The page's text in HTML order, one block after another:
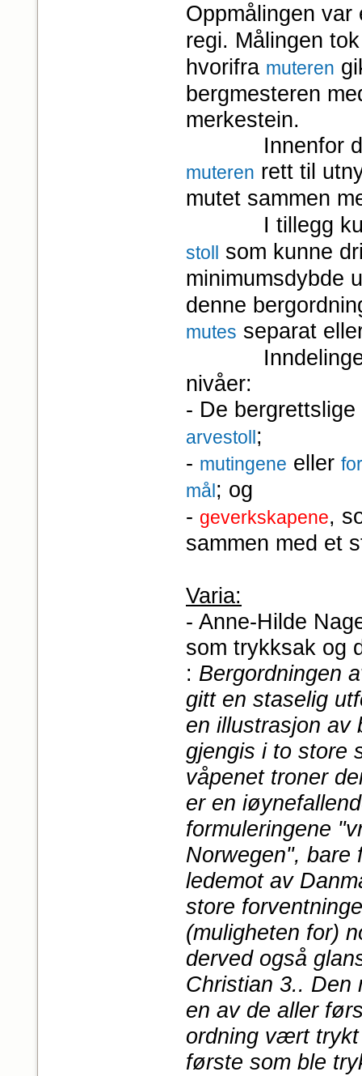
Oppmålingen
regi. Målingen
hvorifra muteren
bergmesteren
mer­kestein.
Innenfor det
muteren rett til
mutet sammen
I tillegg
stoll
som kunne
minimumsdybde
denne
mutes separat
Inndelingen
nivåer:
- De
arvestoll ;
- mutingene eller
mål ; og
- geverkskapene,
sammen med et
Varia:
- Anne-Hilde
som trykksak og
: Bergordningen
gitt en staselig
en illustrasjon av
gjengis i to store
våpenet troner
er en
formuleringene
Norwegen", bare
ledemot av
store
(muligheten for)
derved også
Christian 3.. Den
en av de aller
ordning vært trykt
første som ble